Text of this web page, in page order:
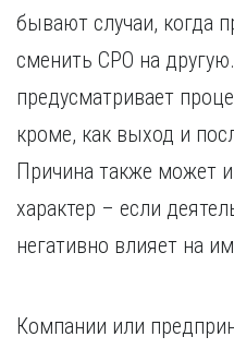
бывают случаи, когда
сменить СРО на
предусматривает
кроме, как выход и
Причина также может
характер – если
негативно влияет на
Компании или